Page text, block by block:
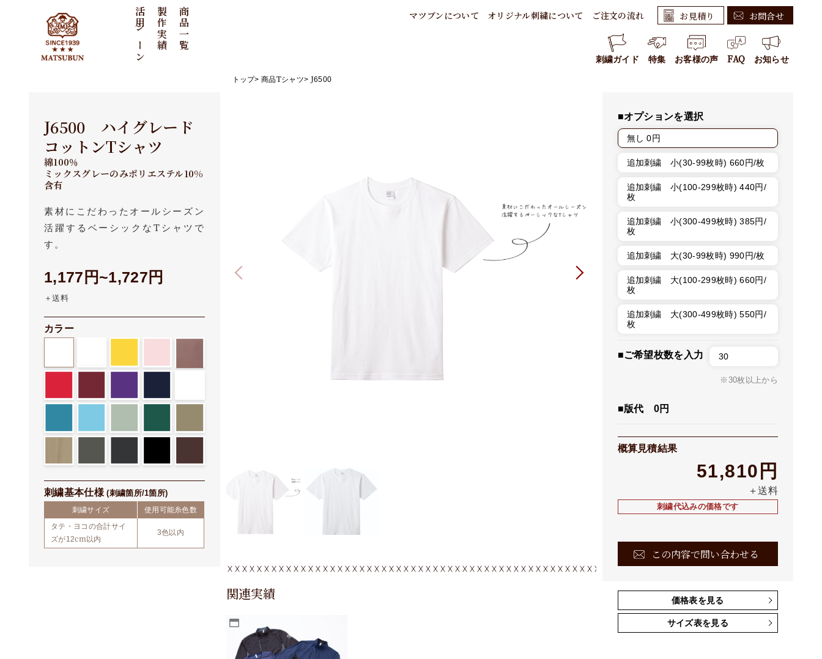
マツブンについて オリジナル刺繍について ご注文の流れ
お支払い方法・送料
お見積り お問合せ
新規のお客様はこちら
リピートのお客様はこちら
刺繍ガイド 特集 お客様の声 FAQ お知らせ
2025年02月01日 人材募集のお知らせ
活用シーン
イベント
ユニフォーム
製作実績
ワッペン
商品一覧
刺繍タオル
刺繍トートバッグ
刺繍トレーナー/パーカー
トップ 商品Tシャツ J6500
J6500 ハイグレード
コットンTシャツ
綿100％
ミックスグレーのみポリエステル10%
含有
素材にこだわったオールシーズン
活躍するベーシックなTシャツで
す。
1,177円~1,727円
＋送料
カラー
刺繍基本仕様(刺繍箇所/1箇所)
刺繍サイズ
使用可能糸色数
タテ・ヨコの合計サイ
ズが12cm以内
3色以内
■オプションを選択
無し 0円
追加刺繍 小(30-99枚時) 660円/枚
追加刺繍 小(100-299枚時) 440円/
枚
追加刺繍 小(300-499枚時) 385円/
枚
追加刺繍 大(30-99枚時) 990円/枚
追加刺繍 大(100-299枚時) 660円/
枚
追加刺繍 大(300-499枚時) 550円/
枚
■ご希望枚数を入力
※30枚以上から
■版代 0円
概算見積結果
51,810円
＋送料
刺繍代込みの価格です
この内容で問い合わせる
価格表を見る
サイズ表を見る
関連実績